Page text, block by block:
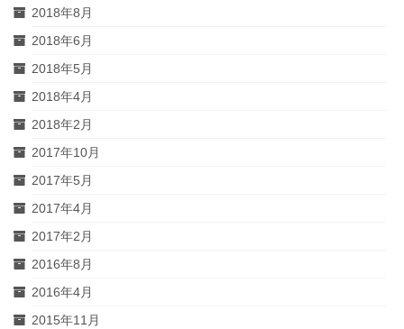
2018年8月
2018年6月
2018年5月
2018年4月
2018年2月
2017年10月
2017年5月
2017年4月
2017年2月
2016年8月
2016年4月
2015年11月